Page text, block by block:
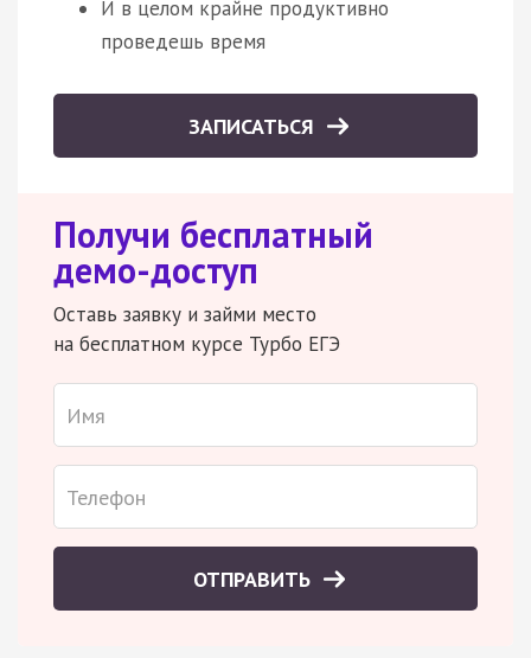
И в целом крайне продуктивно
проведешь время
ЗАПИСАТЬСЯ
Получи бесплатный
демо-доступ
Оставь заявку и займи место
на бесплатном курсе Турбо ЕГЭ
ОТПРАВИТЬ